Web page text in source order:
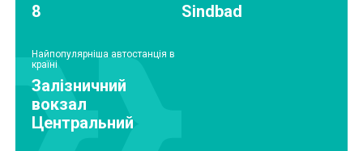
8 Sindbad
Найпопулярніша автостанція в
країні
Залізничний
вокзал
Центральний